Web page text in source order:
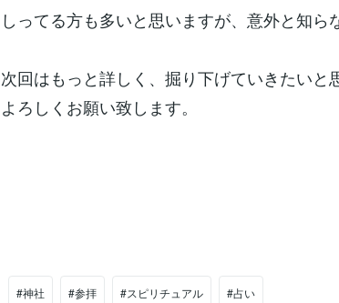
しってる方も多いと思いますが、意外と知ら
次回はもっと詳しく、掘り下げていきたいと
よろしくお願い致します。
#神社 #参拝 #スピリチュアル #占い